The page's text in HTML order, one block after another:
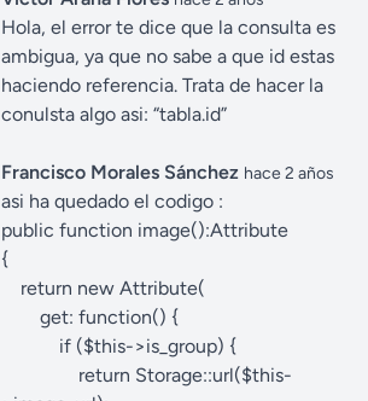
Hola, el error te dice que la consulta es
ambigua, ya que no sabe a que id estas
haciendo referencia. Trata de hacer la
conulsta algo asi: “tabla.id”
Francisco Morales Sánchez hace 2 años
asi ha quedado el codigo :
public function image():Attribute
{
return new Attribute(
get: function() {
if ($this->is_group) {
return Storage::url($this-